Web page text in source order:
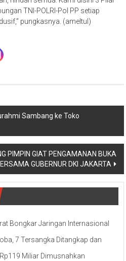
TNI-POLRI-Pol PP setiap
pungkasnya. (ameltul)
Sambang ke Toko
PIMPIN GIAT PENGAMANAN BUKA
GUBERNUR DKI JAKARTA
Bongkar Jaringan Internasional
7 Tersangka Ditangkap dan
Miliar Dimusnahkan